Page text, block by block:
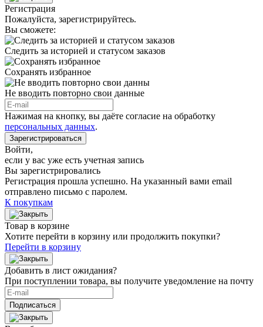
Регистрация
Пожалуйста, зарегистрируйтесь.
Вы сможете:
Следить за историей и статусом заказов
Сохранять избранное
Не вводить повторно свои данные
Нажимая на кнопку, вы даёте согласие на обработку
персональных данных.
Зарегистрироваться
Войти,
если у вас уже есть учетная запись
Вы зарегистрировались
Регистрация прошла успешно. На указанный вами email
отправлено письмо с паролем.
К покупкам
Товар в корзине
Хотите перейти в корзину или продолжить покупки?
Перейти в корзину
Добавить в лист ожидания?
При поступлении товара, вы получите уведомление на почту
Подписаться